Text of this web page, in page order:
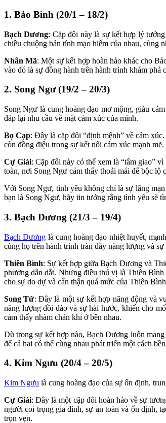
1. Bảo Bình (20/1 – 18/2)
Bạch Dương: Cặp đôi này là sự kết hợp lý
chiều chuộng bản tính mạo hiểm của nhau, cùng
Nhân Mã: Một sự kết hợp hoàn hảo khác cho
vào đó là sự đồng hành trên hành trình khám phá
2. Song Ngư (19/2 – 20/3)
Song Ngư là cung hoàng đạo mơ mộng, giàu
đáp lại nhu cầu về mặt cảm xúc của mình.
Bọ Cạp: Đây là cặp đôi “định mệnh” về cảm
còn đồng điệu trong sự kết nối cảm xúc mạnh
Cự Giải: Cặp đôi này có thể xem là “tâm giao”
toàn, nơi Song Ngư cảm thấy thoải mái để bộc lộ
Với Song Ngư, tình yêu không chỉ là sự lãng
bạn là Song Ngư, hãy tin tưởng rằng tình yêu sẽ
3. Bạch Dương (21/3 – 19/4)
Bạch Dương là cung hoàng đạo nhiệt huyết,
cùng họ trên hành trình tràn đầy năng lượng và sự
Thiên Bình: Sự kết hợp giữa Bạch Dương và
phương dẫn dắt. Nhưng điều thú vị là Thiên
cho sự do dự và cẩn thận quá mức của Thiên
Song Tử: Đây là một sự kết hợp năng động và
năng lượng dồi dào và sự hài hước, khiến cho
cảm thấy nhàm chán khi ở bên nhau.
Dù trong sự kết hợp nào, Bạch Dương luôn
để cả hai có thể cùng nhau phát triển một cách
4. Kim Ngưu (20/4 – 20/5)
Kim Ngưu là cung hoàng đạo của sự ổn định,
Cự Giải: Đây là một cặp đôi hoàn hảo về sự
người coi trọng gia đình, sự an toàn và ổn định,
trọn vẹn.